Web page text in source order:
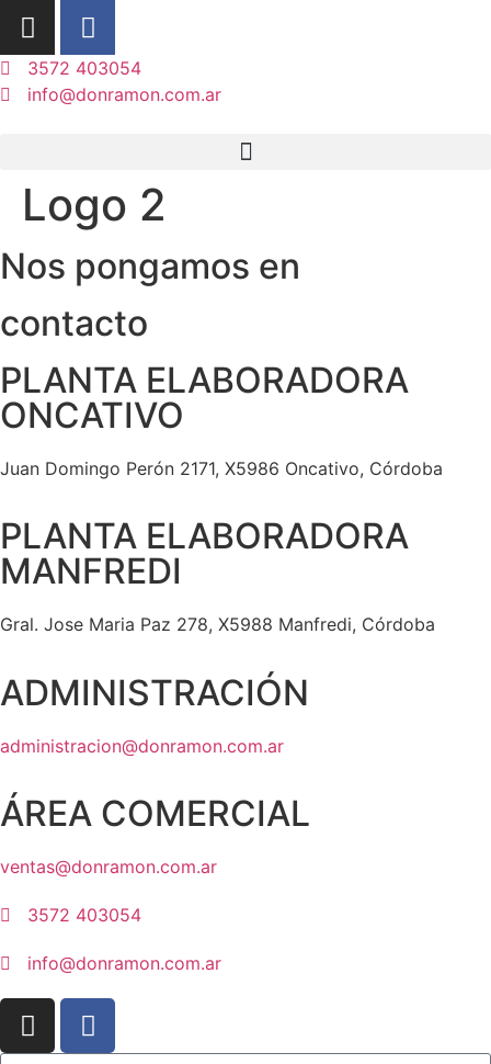
3572 403054
info@donramon.com.ar
Logo 2
Nos pongamos en
contacto
PLANTA ELABORADORA
ONCATIVO
Juan Domingo Perón 2171, X5986 Oncativo, Córdoba
PLANTA ELABORADORA
MANFREDI
Gral. Jose Maria Paz 278, X5988 Manfredi, Córdoba
ADMINISTRACIÓN
administracion@donramon.com.ar
ÁREA COMERCIAL
ventas@donramon.com.ar
3572 403054
info@donramon.com.ar